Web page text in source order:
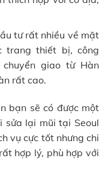
tư rất nhiều về mặt
trang thiết bị, công
giao từ Hàn
rất cao.
bạn sẽ có được một
sửa lại mũi tại Seoul
vụ cực tốt nhưng chi
hợp lý, phù hợp với